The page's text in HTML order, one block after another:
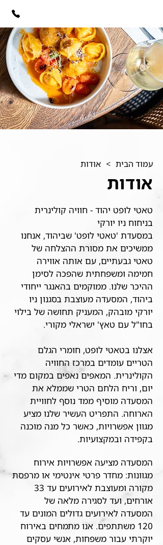
עמוד הבית > אודות
אודות
טאטי לופט יהוד - חוויה קולינרית
בניחוח ניו יורקי
במסעדת 'טאטי לופט' שביהוד, אנחנו
ממשיכים את מסורת ההצלחה של
טאטי גבעתיים, עם אותה אווירה
חמימה ומשפחתית שהפכה לסימן
ההיכר שלנו. ממוקמים בהאנגר ייחודי
ביהוד, המסעדה מעוצבת בסגנון ניו
יורקי מובהק, המעניק תחושה של בילוי
בחו"ל עם טאץ' ישראלי מקורי.
אצלנו בטאטי לופט, חומרי הגלם
הטריים עומדים במרכז החוויה
הקולינרית. המאפים נאפים במקום מדי
יום, וריח הלחם הטרי שממלא את
המסעדה מוסיף ממד נוסף לחוויית
הארוחה. התפריט העשיר שלנו מציע
מגוון אפשרויות, כאשר כל מנה מוכנה
בקפידה ובמקצועיות.
המסעדה מציעה אפשרויות אירוח
מגוונות: מחדר פרטי אינטימי או מרפסת
מקורה ומעוצבת לאירועים עד 33
אורחים, ועד לסגירה מלאה של
המסעדה לאירועים גדולים המונים עד
120 משתתפים. אנו מתמחים באירוח
יוקרתי עבור משפחות, אנשי עסקים